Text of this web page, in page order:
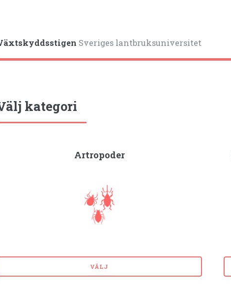
Sveriges lantbruksuniversitet
kategori
Artropoder
VÄLJ